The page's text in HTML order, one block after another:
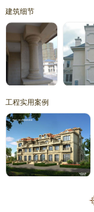
建筑细节
工程实用案例